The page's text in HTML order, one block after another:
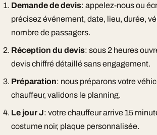
Demande de devis: appelez-nous ou
précisez événement, date, lieu, durée,
nombre de passagers.
Réception du devis: sous 2 heures
devis chiffré détaillé sans engagement.
Préparation: nous préparons votre
chauffeur, validons le planning.
Le jour J: votre chauffeur arrive 15
costume noir, plaque personnalisée.